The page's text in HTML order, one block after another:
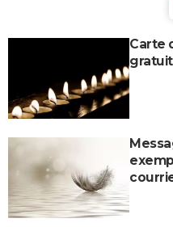
Carte